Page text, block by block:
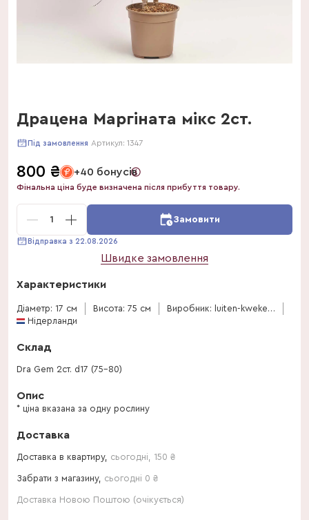
Драцена Маргіната мікс 2ст.
Під замовлення Артикул: 1347
800 ₴ +40 бонусів
Фінальна ціна буде визначена після прибуття товару.
1 Замовити
Відправка з 22.08.2026
Швидке замовлення
Характеристики
Діаметр: 17 см Висота: 75 см
Виробник: luiten-kwekerij-bv
Нідерланди
Склад
Dra Gem 2ст. d17 (75-80)
Опис
* ціна вказана за одну рослину
Доставка
Доставка в квартиру, сьогодні 150 ₴
Забрати з магазину, сьогодні 0 ₴
Доставка Новою Поштою (очікується)